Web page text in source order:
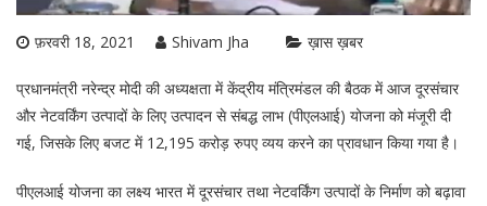
फ़रवरी 18, 2021 Shivam Jha ख़ास ख़बर
प्रधानमंत्री नरेन्द्र मोदी की अध्यक्षता में केंद्रीय मंत्रिमंडल की बैठक में आज दूरसंचार
और नेटवर्किंग उत्पादों के लिए उत्पादन से संबद्ध लाभ (पीएलआई) योजना को मंजूरी दी
गई, जिसके लिए बजट में 12,195 करोड़ रुपए व्यय करने का प्रावधान किया गया है।
पीएलआई योजना का लक्ष्य भारत में दूरसंचार तथा नेटवर्किंग उत्पादों के निर्माण को बढ़ावा